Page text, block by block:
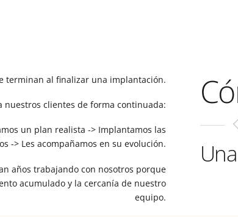
terminan al finalizar una implantación.
nuestros clientes de forma continuada:
un plan realista -> Implantamos las
-> Les acompañamos en su evolución.
años trabajando con nosotros porque
acumulado y la cercanía de nuestro
equipo.